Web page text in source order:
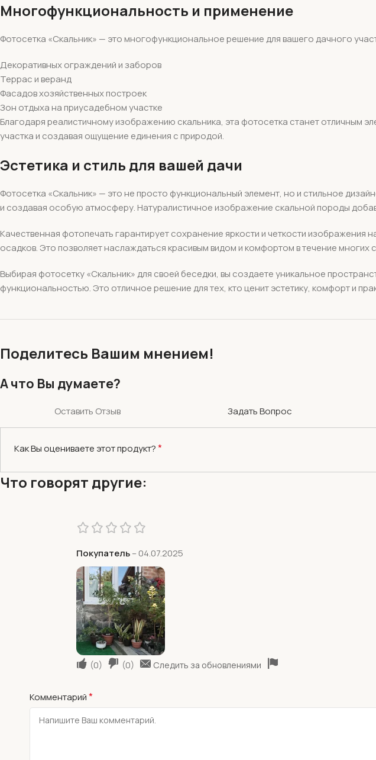
Многофункциональность и применение
Фотосетка «Скальник» — это многофункциональное решение для вашего дачного
Декоративных ограждений и заборов
Террас и веранд
Фасадов хозяйственных построек
Зон отдыха на приусадебном участке
Благодаря реалистичному изображению скальника, эта фотосетка станет отличным
участка и создавая ощущение единения с природой.
Эстетика и стиль для вашей дачи
Фотосетка «Скальник» — это не просто функциональный элемент, но и стильное
и создавая особую атмосферу. Натуралистичное изображение скальной породы
Качественная фотопечать гарантирует сохранение яркости и четкости
осадков. Это позволяет наслаждаться красивым видом и комфортом в течение многих
Выбирая фотосетку «Скальник» для своей беседки, вы создаете уникальное
функциональностью. Это отличное решение для тех, кто ценит эстетику, комфорт и
Поделитесь Вашим мнением!
А что Вы думаете?
Оставить Отзыв Задать Вопрос
Как Вы оцениваете этот продукт?*
Что говорят другие:
Покупатель–04.07.2025
(0) (0) Следить за обновлениями
Комментарий*